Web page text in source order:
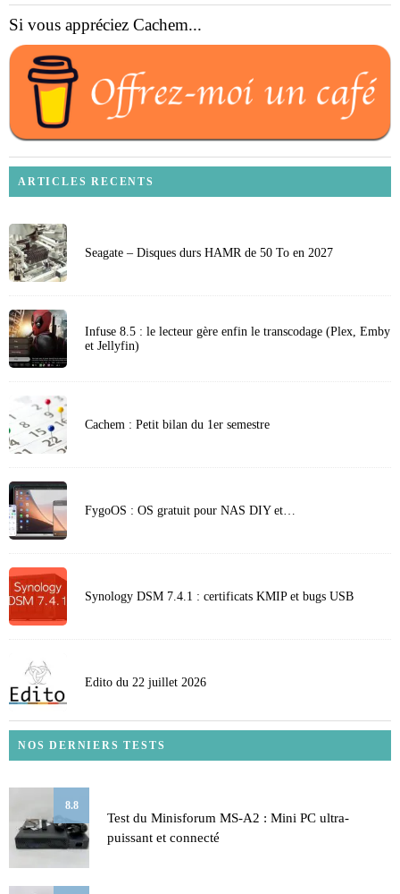
Si vous appréciez Cachem...
ARTICLES RECENTS
Seagate – Disques durs HAMR de 50 To en 2027
Infuse 8.5 : le lecteur gère enfin le transcodage (Plex, Emby
et Jellyfin)
Cachem : Petit bilan du 1er semestre
FygoOS : OS gratuit pour NAS DIY et…
Synology DSM 7.4.1 : certificats KMIP et bugs USB
Edito du 22 juillet 2026
NOS DERNIERS TESTS
8.8
Test du Minisforum MS-A2 : Mini PC ultra-
puissant et connecté